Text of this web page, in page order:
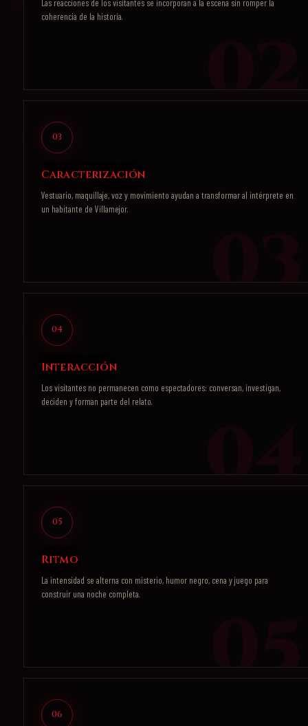
Las reacciones de los visitantes se incorporan a la escena sin romper la
coherencia de la historia.
03
Caracterización
Vestuario, maquillaje, voz y movimiento ayudan a transformar al intérprete en
un habitante de Villamejor.
04
Interacción
Los visitantes no permanecen como espectadores: conversan, investigan,
deciden y forman parte del relato.
05
Ritmo
La intensidad se alterna con misterio, humor negro, cena y juego para
construir una noche completa.
06